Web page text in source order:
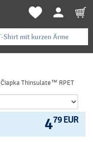
Čiapka Thinsulate™ RPET
479 EUR